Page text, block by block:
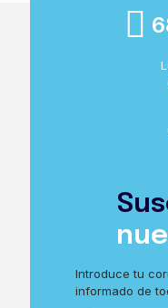
Introduce tu
informado de